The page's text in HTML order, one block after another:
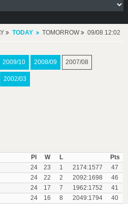
TODAY TOMORROW 09/08 12:02
2009/10 2008/09 2007/08
2002/03
Pl W L
Pts
24 23 1 2174:1577
47
24 22 2 2092:1698
46
24 17 7 1962:1752
41
24 16 8 2049:1794
40